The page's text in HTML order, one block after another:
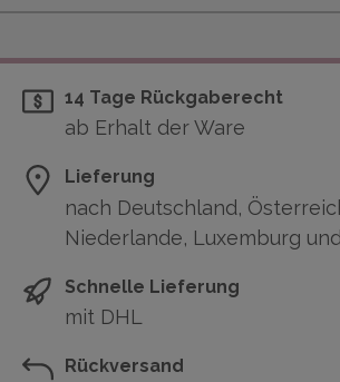
14 Tage Rückgaberecht
ab Erhalt der Ware
Lieferung
nach Deutschland,
Niederlande, Luxemburg
Schnelle Lieferung
mit DHL
Rückversand